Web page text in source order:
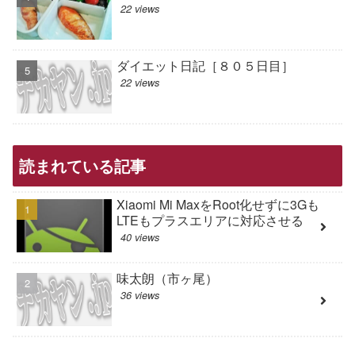
22 views
ダイエット日記［８０５日目］
22 views
読まれている記事
Xiaomi Mi MaxをRoot化せずに3Gも
LTEもプラスエリアに対応させる
40 views
味太朗（市ヶ尾）
36 views